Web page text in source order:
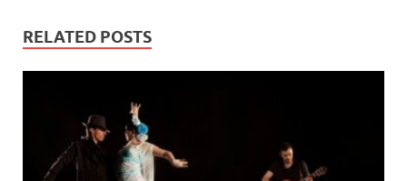
RELATED POSTS